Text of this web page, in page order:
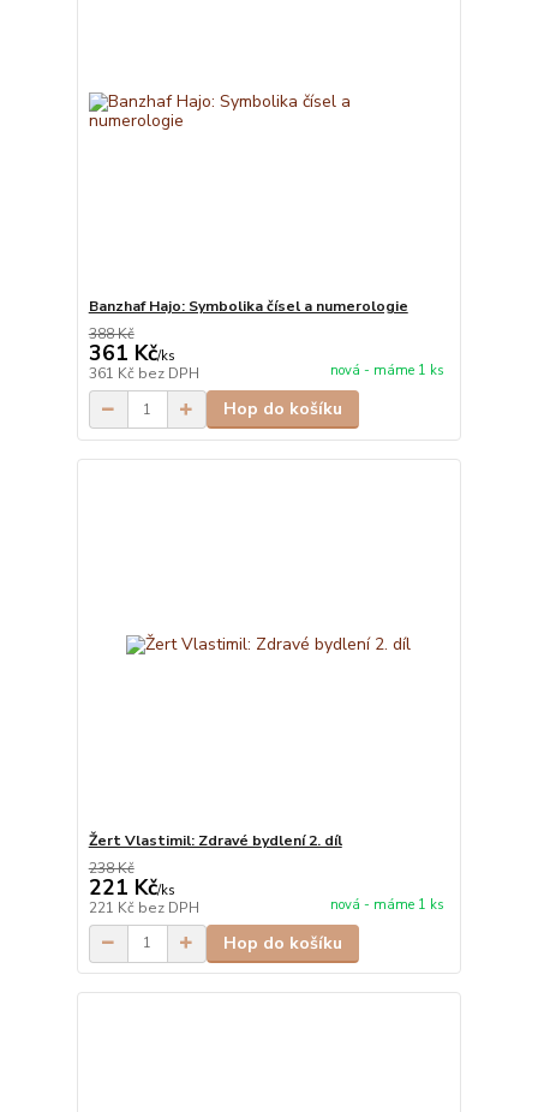
Banzhaf Hajo: Symbolika čísel a numerologie
388 Kč
361 Kč/ks
361 Kč bez DPH nová - máme 1 ks
Hop do košíku
Žert Vlastimil: Zdravé bydlení 2. díl
238 Kč
221 Kč/ks
221 Kč bez DPH nová - máme 1 ks
Hop do košíku